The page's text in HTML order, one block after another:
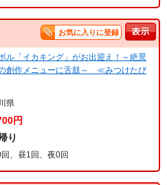
お気に入りに登録
ル「イカキング」がお出迎え！～絶景
創作メニューに舌鼓～ ≪みつけたび
県
円
り
、昼1回、夜0回